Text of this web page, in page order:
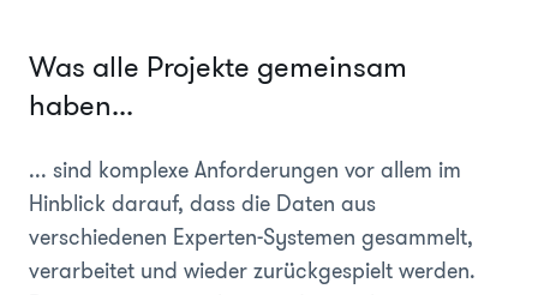
Was alle Projekte gemeinsam
haben...
... sind komplexe Anforderungen vor allem im
Hinblick darauf, dass die Daten aus
verschiedenen Experten-Systemen gesammelt,
verarbeitet und wieder zurückgespielt werden.